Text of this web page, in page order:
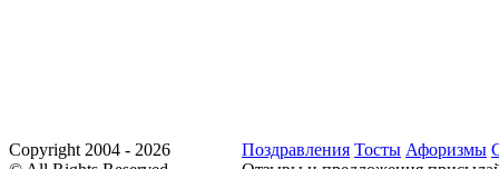
Copyright 2004 - 2026
Поздравления Тосты Афоризмы